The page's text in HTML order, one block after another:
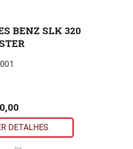
BENZ SLK 320
DETALHES